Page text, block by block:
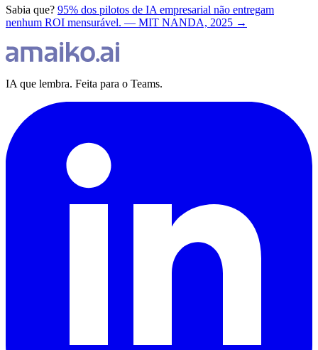
Sabia que? 95% dos pilotos de IA empresarial não entregam
nenhum ROI mensurável. — MIT NANDA, 2025 →
IA que lembra. Feita para o Teams.